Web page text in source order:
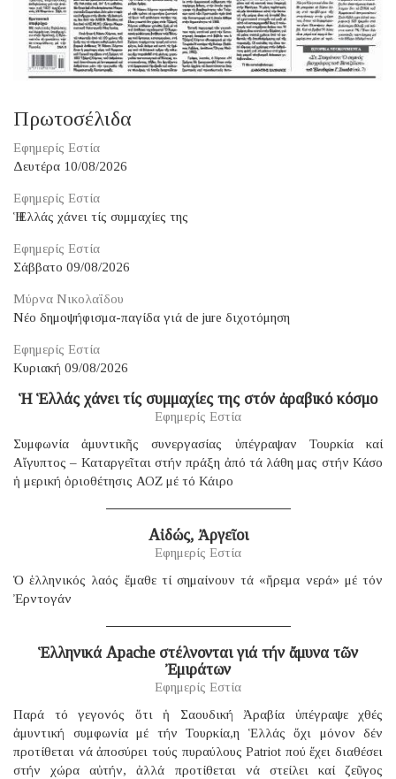
Πρωτοσέλιδα
Εφημερίς Εστία
Δευτέρα 10/08/2026
Εφημερίς Εστία
Ἡ Ἑλλάς χάνει τίς συμμαχίες της
Εφημερίς Εστία
Σάββατο 09/08/2026
Μύρνα Νικολαΐδου
Νέο δημοψήφισμα-παγίδα γιά de jure διχοτόμηση
Εφημερίς Εστία
Κυριακή 09/08/2026
Ἡ Ἑλλάς χάνει τίς συμμαχίες της στόν ἀραβικό κόσμο
Εφημερίς Εστία
Συμφωνία ἀμυντικῆς συνεργασίας ὑπέγραψαν Τουρκία καί
Αἴγυπτος – Καταργεῖται στήν πράξη ἀπό τά λάθη μας στήν Κάσο
ἡ μερική ὁριοθέτησις ΑΟΖ μέ τό Κάιρο
Αἰδώς, Ἀργεῖοι
Εφημερίς Εστία
Ὁ ἑλληνικός λαός ἔμαθε τί σημαίνουν τά «ἤρεμα νερά» μέ τόν
Ἐρντογάν
Ἑλληνικά Apache στέλνονται γιά τήν ἄμυνα τῶν
Ἐμιράτων
Εφημερίς Εστία
Παρά τό γεγονός ὅτι ἡ Σαουδική Ἀραβία ὑπέγραψε χθές
ἀμυντική συμφωνία μέ τήν Τουρκία,η Ἑλλάς ὄχι μόνον δέν
προτίθεται νά ἀποσύρει τούς πυραύλους Patriot πού ἔχει διαθέσει
στήν χώρα αὐτήν, ἀλλά προτίθεται νά στείλει καί ζεῦγος